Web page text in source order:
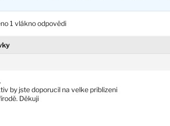
1 vlákno odpovědi
by jste doporucil na velke priblizeni
Děkuji